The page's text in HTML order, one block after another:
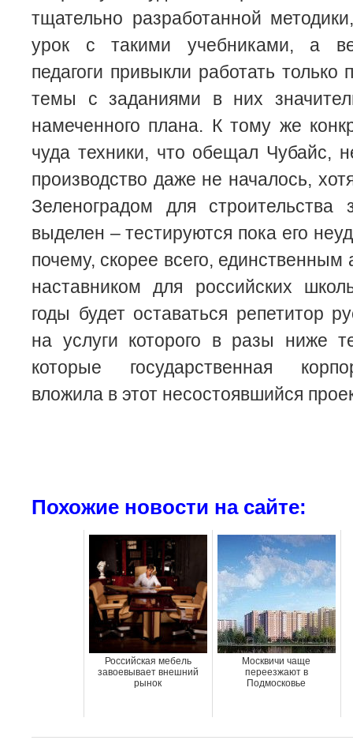
тщательно разработанной
урок с такими учебниками, а
педагоги привыкли работать
темы с заданиями в них
намеченного плана. К тому же
чуда техники, что обещал Чубайс,
производство даже не началось,
Зеленоградом для
выделен – тестируются пока его
почему, скорее всего,
наставником для российских
годы будет оставаться репетитор
на услуги которого в разы ниже
которые государственная
вложила в этот несостоявшийся
Похожие новости на сайте:
Российская мебель
завоевывает внешний
рынок
Москвичи чаще
переезжают в
Подмосковье